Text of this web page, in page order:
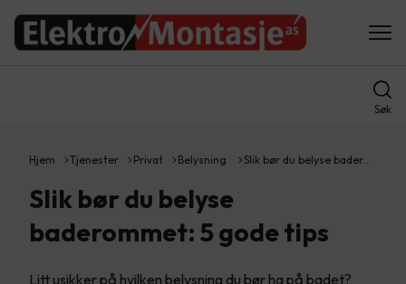
Søk
Hjem Tjenester Privat Belysning Slik bør du belyse bader…
Slik bør du belyse
baderommet: 5 gode tips
Litt usikker på hvilken belysning du bør ha på badet?